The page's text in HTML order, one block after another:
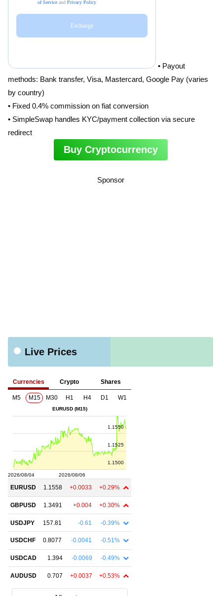
• Payout
methods: Bank transfer, Visa, Mastercard, Google Pay (varies
by country)
• Fixed 0.4% commission on fiat conversion
• SimpleSwap handles KYC/payment collection via secure
redirect
Buy Cryptocurrency
Sponsor
Live Prices